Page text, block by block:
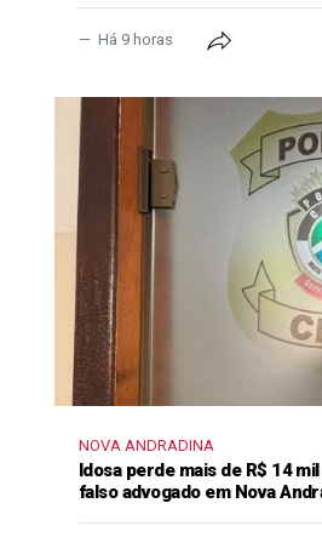
Há 9 horas
NOVA ANDRADINA
Idosa perde mais de R$ 14
falso advogado em Nova